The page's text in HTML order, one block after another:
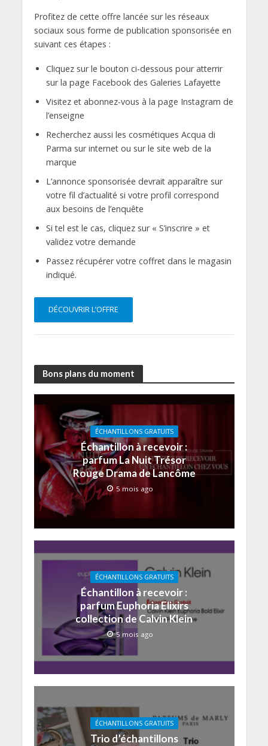
Profitez de cette offre lancée sur les réseaux
sociaux sous forme de publication sponsorisée en
suivant ces étapes :
Cliquez sur le bouton ci-dessous pour atterrir
sur la page Facebook des Galeries Lafayette
Visitez et abonnez-vous à la page Instagram de
l’enseigne
Recherchez aussi les cosmétiques Acqua di
Parma sur internet ou sur le site web de la
marque
L’annonce sponsorisée devrait apparaître sur
votre fil d’actualité si votre profil correspond
aux besoins de l’enquête
Si tel est le cas, cliquez sur « S’inscrire » et
validez votre demande
Passez récupérer votre coffret dans le magasin
indiqué.
DÉCOUVRIR L’OFFRE
Bons plans du moment
ÉCHANTILLONS GRATUITS
Échantillon à recevoir :
parfum La Nuit Trésor
Rouge Drama de Lancôme
5 mois ago
ÉCHANTILLONS GRATUITS
Échantillon à recevoir :
parfum Euphoria Elixirs
collection de Calvin Klein
5 mois ago
ÉCHANTILLONS GRATUITS
Trio d’échantillons